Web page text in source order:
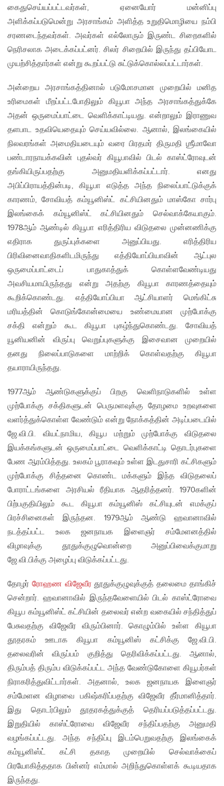
கைதுசெய்யப்பட்டவர்கள், ஏனையோர் மன்னிப்பு
அளிக்கப்படுமென்று அரசாங்கம் அளித்த உறுதிமொழியை நம்பி
சரணடைந்தவர்கள். அவர்கள் எல்லோரும் இருண்ட சிறைகளில்
நெரிசலாக அடைக்கப்பட்னர். சிலர் சிறையில் இருந்து தப்பியோட
முயற்சித்தார்கள் என்று கூறப்பட்டு சுட்டுக்கொல்லப்பட்டார்கள்.
அன்றைய அரசாங்கத்தினால் படுமோசமான முறையில் மனித
உரிமைகள் மீறப்பட்டபோதிலும் கியூபா அந்த அரசாங்கத்துக்கே
அதன் ஒருமைப்பாட்டை வெளிக்காட்டியது. என்றாலும் இராணுவ
தளபாட உதவியெதையும் செய்யவில்லை. ஆனால், இலங்கையில்
நிலவரங்கள் அமைதியடையும் வரை பிரதமர் திருமதி ஶ்ரீமாவோ
பண்டாரநாயக்கவின் புதல்வர் கியூபாவில் பிடல் காஸ்ட்ரோவுடன்
தங்கியிருப்பதற்கு அனுமதியளிக்கப்பட்டார். எனது
அபிப்பிராயத்தின்படி, கியூபா எடுத்த அந்த நிலைப்பாட்டுக்குக்
காரணம், சோவியத் கம்யூனிஸ்ட் கட்சியினதும் மாஸ்கோ சார்பு
இலங்கைக் கம்யூனிஸ்ட் கட்சியினதும் செல்வாக்கேயாகும்.
1978ஆம் ஆண்டில் கியூபா எரித்திரிய விடுதலை முன்னணிக்கு
எதிராக துருப்புக்களை அனுப்பியது. எரித்திரிய
பிரிவினைவாதிகளிடமிருந்து எத்தியோப்பியாவின் ஆட்புல
ஒருமைப்பாட்டைப் பாதுகாத்துக் கொள்ளவேண்டியது
அவசியமாயிருந்தது என்று அதற்கு கியூபா காரணத்தையும்
கூறிக்கொண்டது. எத்தியோப்பியா ஆட்சியாளர் மெங்கிட்சு
மரியத்தின் கொடுங்கோன்மையை உண்மையான முற்போக்கு
சக்தி என்றும் கூட கியூபா புகழ்ந்துகொண்டது. சோவியத்
யூனியனின் விருப்பு வெறுப்புகளுக்கு இசைவான முறையில்
தனது நிலைப்பாடுகளை மாற்றிக் கொள்வதற்கு கியூபா
தயாராயிருந்தது.
1977ஆம் ஆண்டுகளுக்குப் பிறகு வெளிநாடுகளில் உள்ள
முற்போக்கு சக்திகளுடன் பெருமளவுக்கு தோழமை உறவுகளை
வளர்த்துக்கொள்ள வேண்டும் என்று நோக்கத்தின் அடிப்படையில்
ஜே.வி.பி. வியட்நாமிய, கியூப மற்றும் முற்போக்கு விடுதலை
இயக்கங்களுடன் ஒருமைப்பாட்டை வெளிக்காட்டி தொடர்புகளை
பேண ஆரம்பித்தது. உலகம் பூராகவும் உள்ள இடதுசாரி கட்சிகளும்
முற்போக்கு சித்தனை கொண்ட மக்களும் இந்த விடுதலைப்
போராட்டங்களை அரசியல் ரீதியாக ஆதரித்தனர். 1970களின்
பிற்பகுதியிலும் கூட கியூபா கம்யூனிஸ் கட்சியுடன் எமக்குப்
பிரச்சினைகள் இருந்தன. 1979ஆம் ஆண்டு ஹவானாவில்
நடத்தப்பட்ட உலக ஜனநாயக இளைஞர் சம்மேளனத்தில்
விழாவுக்கு தூதுக்குழுவொன்றை அனுப்பிவைக்குமாறு
ஜே.வி.பிக்கு அழைப்பு விடுக்கப்பட்டது.
தோழர் ரோஹண விஜேவீரதூதுக்குழுவுக்குத் தலைமை தாங்கிச்
சென்றார். ஹவானாவில் இருந்தவேளையில் பிடல் காஸ்ட்ரோவை
கியூப கம்யூனிஸ்ட் கட்சியின் தலைவர் என்ற வகையில் சந்தித்துப்
பேசுவதற்கு விஜேவீர விரும்பினார். கொழும்பில் உள்ள கியூபா
தூதரகம் ஊடாக கியூபா கம்யூனிஸ் கட்சிக்கு ஜே.வி.பி.
தலைவரின் விருப்பம் குறித்து தெரிவிக்கப்பட்டது. ஆனால்,
திரும்பத் திரும்ப விடுக்கப்பட்ட அந்த வேண்டுகோளை கியூபர்கள்
நிராகரித்துவிட்டார்கள். அதனால், உலக ஜனநாயக இளைஞர்
சம்மேளன விழாவை பகிஷ்கரிப்பதற்கு விஜேவீர தீர்மானித்தார்.
இது தொடர்பிலும் தூதரகத்துக்குத் தெரியப்படுத்தப்பட்டது.
இறுதியில் காஸ்ட்ரோவை விஜேவீர சந்திப்பதற்கு அனுமதி
வழங்கப்பட்டது. அந்த சந்திப்பு இடம்பெறுவதற்கு இலங்கைக்
கம்யூனிஸ்ட் கட்சி தகாத முறையில் செல்வாக்கைப்
பிரயோகித்ததாக பின்னர் எம்மால் அறிந்துகொள்ளக் கூடியதாக
இருந்தது.